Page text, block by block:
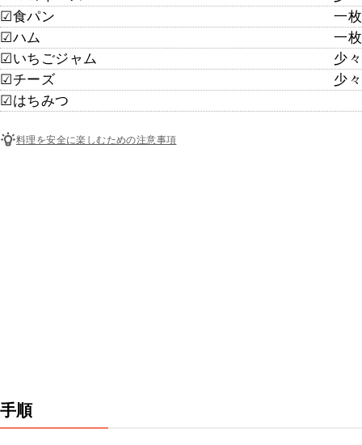
☑︎食パン
一枚
☑︎ハム
一枚
☑︎いちごジャム
少々
☑︎チーズ
少々
☑︎はちみつ
料理を安全に楽しむための注意事項
手順